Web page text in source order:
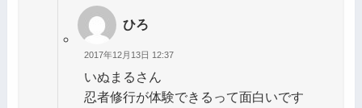
ひろ
2017年12月13日 12:37
いぬまるさん
忍者修行が体験できるって面白いです